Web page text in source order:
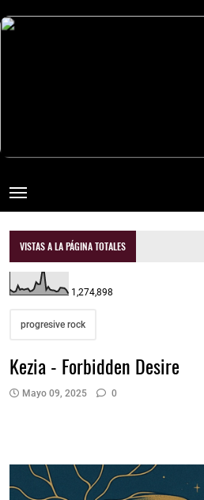
VISTAS A LA PÁGINA TOTALES
1,274,898
progresive rock
Kezia - Forbidden Desire
Mayo 09, 2025 0